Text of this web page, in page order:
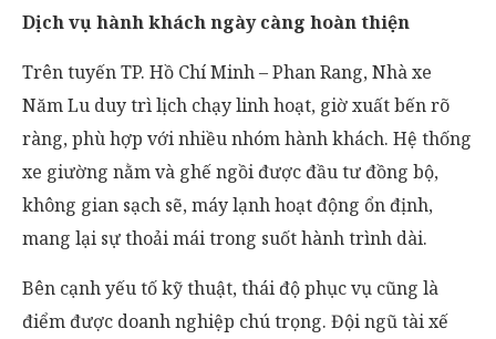
Dịch vụ hành khách ngày càng hoàn thiện
Trên tuyến TP. Hồ Chí Minh – Phan Rang, Nhà xe
Năm Lu duy trì lịch chạy linh hoạt, giờ xuất bến rõ
ràng, phù hợp với nhiều nhóm hành khách. Hệ thống
xe giường nằm và ghế ngồi được đầu tư đồng bộ,
không gian sạch sẽ, máy lạnh hoạt động ổn định,
mang lại sự thoải mái trong suốt hành trình dài.
Bên cạnh yếu tố kỹ thuật, thái độ phục vụ cũng là
điểm được doanh nghiệp chú trọng. Đội ngũ tài xế